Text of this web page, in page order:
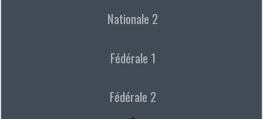
Nationale 2
Fédérale 1
Fédérale 2